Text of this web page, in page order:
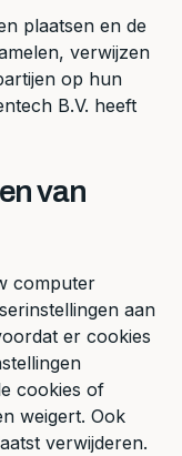
plaatsen en de
verwijzen
op hun
B.V. heeft
van
computer
aan
er cookies
cookies of
weigert. Ook
verwijderen.